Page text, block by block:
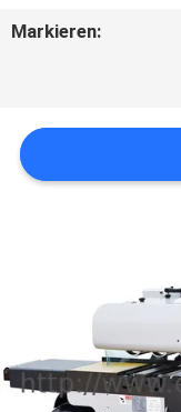
SIE EIN
PRIVACY
POLICY
Markieren: